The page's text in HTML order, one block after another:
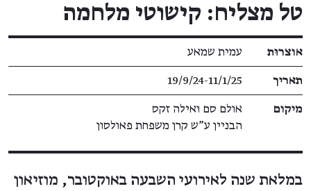
טל מצליח: קישוטי מלחמה
פרטי תערוכה
אוצרוּת עמית שמאע
תאריך 19/9/24​-​11/1/25
מיקום
אולם סם ואילה זקס
הבניין ע"ש קרן משפחת פאולסון
במלאת שנה לאירועי השבעה באוקטובר, מוזיאון